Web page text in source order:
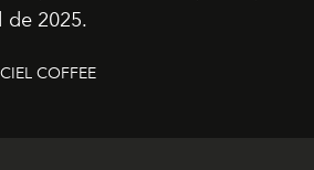
de 2025.
COFFEE